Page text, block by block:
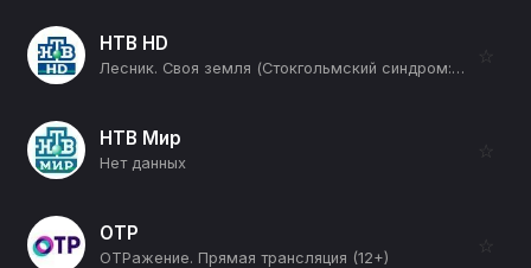
НТВ HD
Лесник. Своя земля (Стокгольмский синдром: Часть 1-я) (16+)
☆
НТВ Мир
Нет данных
☆
ОТР
ОТРажение. Прямая трансляция (12+)
☆